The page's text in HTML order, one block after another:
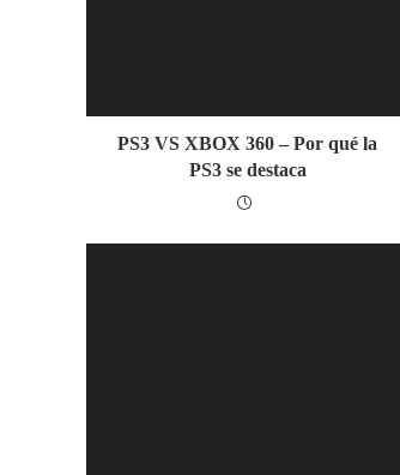
PS3 VS XBOX 360 – Por qué la
PS3 se destaca